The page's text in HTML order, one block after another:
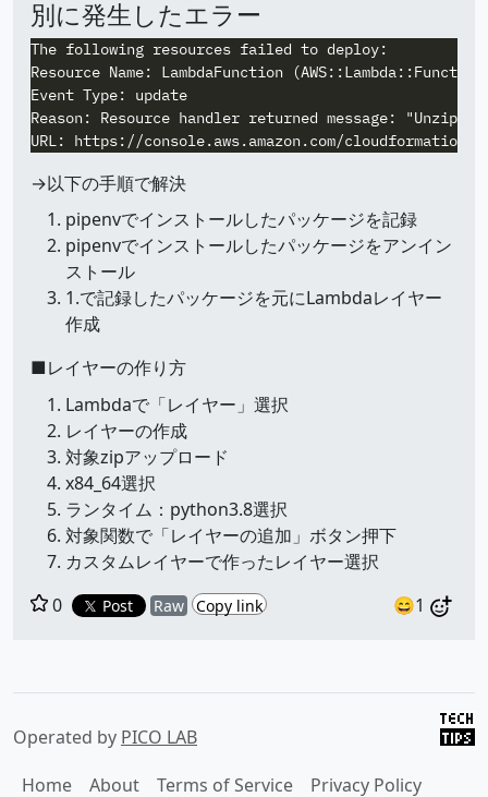
別に発生したエラー
The following resources failed to deploy:
Resource Name: LambdaFunction
Event Type: update
Reason: Resource handler returned message:
→以下の手順で解決
pipenvでインストールしたパッケージを記録
pipenvでインストールしたパッケージをアンイン
ストール
1.で記録したパッケージを元にLambdaレイヤー
作成
■レイヤーの作り方
Lambdaで「レイヤー」選択
レイヤーの作成
対象zipアップロード
x84_64選択
ランタイム：python3.8選択
対象関数で「レイヤーの追加」ボタン押下
カスタムレイヤーで作ったレイヤー選択
0
Post Raw Copy link 😄1
Operated by PICO LAB
Home
About Terms of Service Privacy Policy